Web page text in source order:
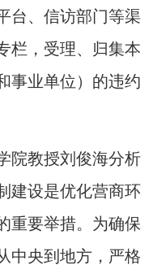
台、信访部门等渠
栏，受理、归集本
事业单位）的违约
院教授刘俊海分析
建设是优化营商环
重要举措。为确保
中央到地方，严格